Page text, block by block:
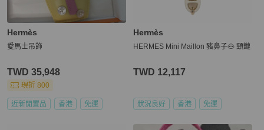
Hermès
愛馬士吊飾
TWD 35,948
現折 800
近新閒置品 香港 免運
Hermès
HERMES Mini Maillon 豬鼻子🐽 頸鏈
TWD 12,117
狀況良好 香港 免運